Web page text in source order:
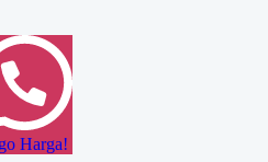
Harga!